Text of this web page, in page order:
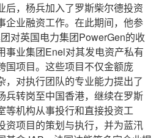
，杨兵加入了罗斯柴尔德投资
企业融资工作。在此期间，他参
对英国电力集团PowerGen的收
事业集团Enel对其发电资产私有
国项目。这些项目不仅金额庞
，对执行团队的专业能力提出了
兵转岗至中国香港，继续在罗斯
等机构从事投行和直接投资工
资项目的策划与执行，并为蓝汛